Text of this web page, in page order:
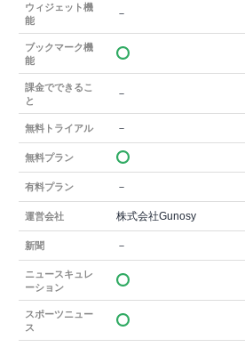
ウィジェット機
能
－
ブックマーク機
能
課金でできるこ
と
－
無料トライアル －
無料プラン
有料プラン －
運営会社 株式会社Gunosy
新聞 －
ニュースキュレ
ーション
スポーツニュー
ス